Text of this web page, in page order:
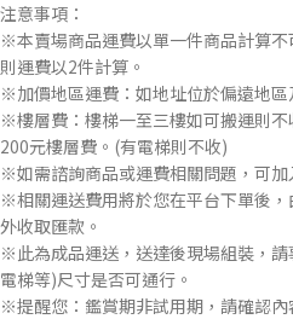
注意事項：
※本賣場商品運費以單一件商品計算不
則運費以2件計算。
※加價地區運費：如地址位於偏遠地區
※樓層費：樓梯一至三樓如可搬運則
200元樓層費。(有電梯則不收)
※如需諮詢商品或運費相關問題，可
※相關運送費用將於您在平台下單後
外收取匯款。
※此為成品運送，送達後現場組裝，請
電梯等)尺寸是否可通行。
※提醒您：鑑賞期非試用期，請確認